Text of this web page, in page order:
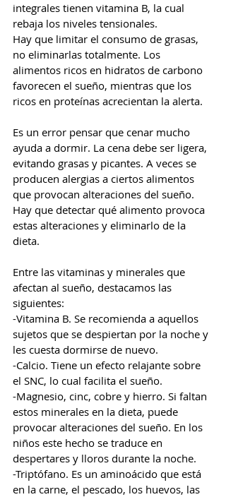
integrales tienen vitamina B, la cual
rebaja los niveles tensionales.
Hay que limitar el consumo de grasas,
no eliminarlas totalmente. Los
alimentos ricos en hidratos de carbono
favorecen el sueño, mientras que los
ricos en proteínas acrecientan la alerta.
Es un error pensar que cenar mucho
ayuda a dormir. La cena debe ser ligera,
evitando grasas y picantes. A veces se
producen alergias a ciertos alimentos
que provocan alteraciones del sueño.
Hay que detectar qué alimento provoca
estas alteraciones y eliminarlo de la
dieta.
Entre las vitaminas y minerales que
afectan al sueño, destacamos las
siguientes:
-Vitamina B. Se recomienda a aquellos
sujetos que se despiertan por la noche y
les cuesta dormirse de nuevo.
-Calcio. Tiene un efecto relajante sobre
el SNC, lo cual facilita el sueño.
-Magnesio, cinc, cobre y hierro. Si faltan
estos minerales en la dieta, puede
provocar alteraciones del sueño. En los
niños este hecho se traduce en
despertares y lloros durante la noche.
-Triptófano. Es un aminoácido que está
en la carne, el pescado, los huevos, las